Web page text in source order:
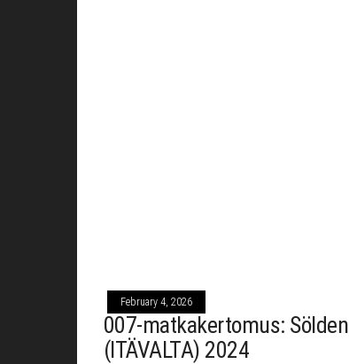
February 4, 2026
007-matkakertomus: Sölden
(ITÄVALTA) 2024